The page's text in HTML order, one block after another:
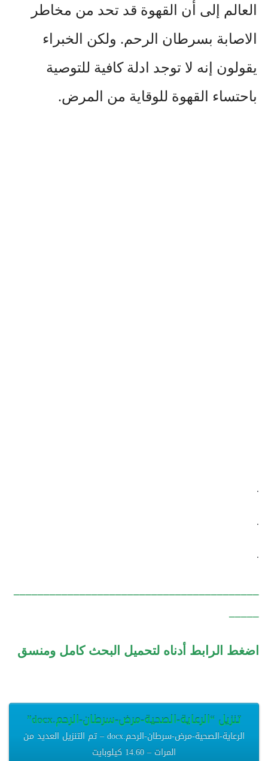
العالم إلى أن القهوة قد تحد من مخاطر
الاصابة بسرطان الرحم. ولكن الخبراء
يقولون إنه لا توجد ادلة كافية للتوصية
باحتساء القهوة للوقاية من المرض.
.
.
.
_________________________________________
_____
اضغط الرابط أدناه لتحميل البحث كامل ومنسق
تنزيل “الرعاية-الصحية-مرض-سرطان-الرحم.docx”
الرعاية-الصحية-مرض-سرطان-الرحم.docx – تم التنزيل العديد من
المرات – 14.60 كيلوبايت